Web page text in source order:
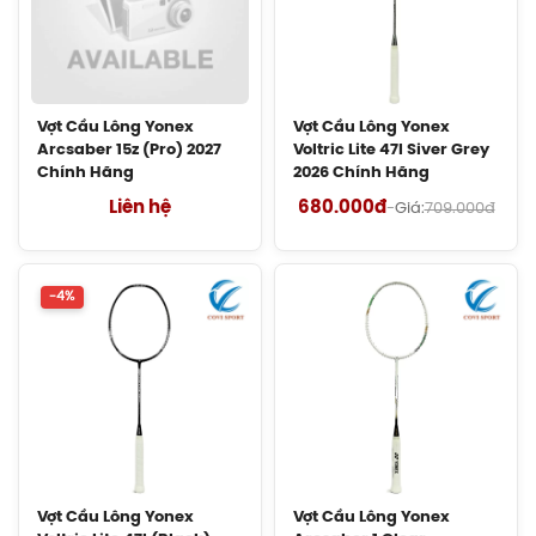
mọi hướng, thiết kế khung
lớn hơn nên khi cầu
chạm mặt vợt ở những điểm khác nhau trên mặt vợt
1.690.000đ
Chính Hãng
450.000đ
Balo Cầu Lông Yonex Q014 Chính
Hãng
Cước Cầu Lông Victor VBS 66 Chính
Hãng
Vợt Cầu Lông Lining Turbo Charging
Marshal (Trắng) Chính Hãng
Vợt Cầu Lông Yonex
Arcsaber 15z (Pro) 2027
Chính Hãng
Liên hệ
Vợt Cầu Lông Yonex
Voltric Lite 47I Siver Grey
2026 Chính Hãng
680.000đ-Giá:709.000đ
-4%
Vợt Cầu Lông Yonex
Vợt Cầu Lông Yonex